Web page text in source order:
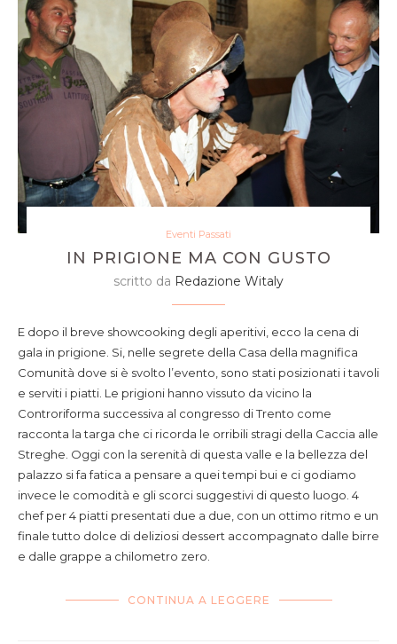
Eventi Passati
IN PRIGIONE MA CON GUSTO
scritto da Redazione Witaly
E dopo il breve showcooking degli aperitivi, ecco la cena di
gala in prigione. Si, nelle segrete della Casa della magnifica
Comunità dove si è svolto l’evento, sono stati posizionati i tavoli
e serviti i piatti. Le prigioni hanno vissuto da vicino la
Controriforma successiva al congresso di Trento come
racconta la targa che ci ricorda le orribili stragi della Caccia alle
Streghe. Oggi con la serenità di questa valle e la bellezza del
palazzo si fa fatica a pensare a quei tempi bui e ci godiamo
invece le comodità e gli scorci suggestivi di questo luogo. 4
chef per 4 piatti presentati due a due, con un ottimo ritmo e un
finale tutto dolce di deliziosi dessert accompagnato dalle birre
e dalle grappe a chilometro zero.
CONTINUA A LEGGERE